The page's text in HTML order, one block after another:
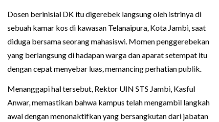
Dosen berinisial DK itu digerebek langsung oleh istrinya di
sebuah kamar kos di kawasan Telanaipura, Kota Jambi, saat
diduga bersama seorang mahasiswi. Momen penggerebekan
yang berlangsung di hadapan warga dan aparat setempat itu
dengan cepat menyebar luas, memancing perhatian publik.
Menanggapi hal tersebut, Rektor UIN STS Jambi, Kasful
Anwar, memastikan bahwa kampus telah mengambil langkah
awal dengan menonaktifkan yang bersangkutan dari jabatan